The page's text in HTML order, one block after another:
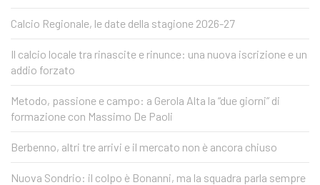
Calcio Regionale, le date della stagione 2026-27
Il calcio locale tra rinascite e rinunce: una nuova iscrizione e un
addio forzato
Metodo, passione e campo: a Gerola Alta la “due giorni” di
formazione con Massimo De Paoli
Berbenno, altri tre arrivi e il mercato non è ancora chiuso
Nuova Sondrio: il colpo è Bonanni, ma la squadra parla sempre